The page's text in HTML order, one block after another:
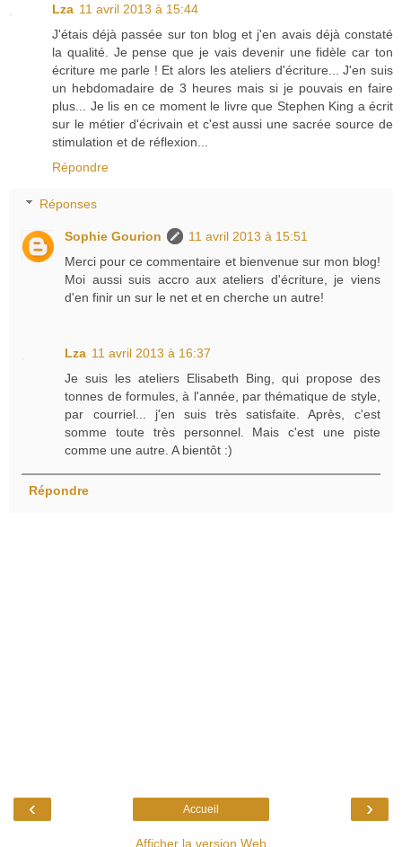
Lza 11 avril 2013 à 15:44
J'étais déjà passée sur ton blog et j'en avais déjà constaté
la qualité. Je pense que je vais devenir une fidèle car ton
écriture me parle ! Et alors les ateliers d'écriture... J'en suis
un hebdomadaire de 3 heures mais si je pouvais en faire
plus... Je lis en ce moment le livre que Stephen King a écrit
sur le métier d'écrivain et c'est aussi une sacrée source de
stimulation et de réflexion...
Répondre
Réponses
Sophie Gourion
11 avril 2013 à 15:51
Merci pour ce commentaire et bienvenue sur mon blog!
Moi aussi suis accro aux ateliers d'écriture, je viens
d'en finir un sur le net et en cherche un autre!
Lza 11 avril 2013 à 16:37
Je suis les ateliers Elisabeth Bing, qui propose des
tonnes de formules, à l'année, par thématique de style,
par courriel... j'en suis très satisfaite. Après, c'est
somme toute très personnel. Mais c'est une piste
comme une autre. A bientôt :)
Répondre
‹ ›
Accueil
Afficher la version Web